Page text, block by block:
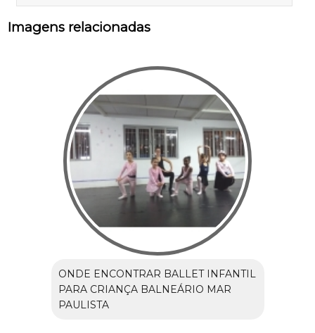
Imagens relacionadas
ONDE ENCONTRAR BALLET INFANTIL
PARA CRIANÇA BALNEÁRIO MAR
PAULISTA